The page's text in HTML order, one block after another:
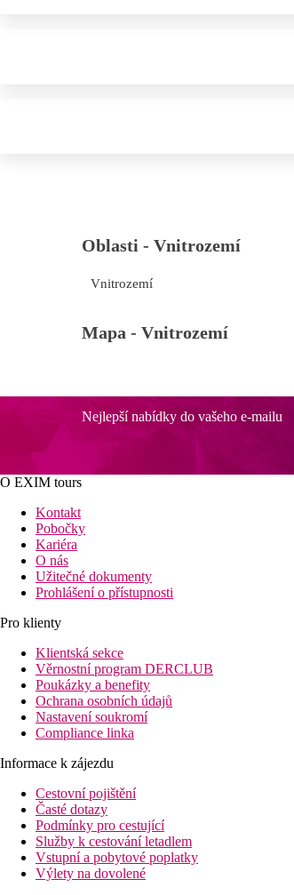
Oblasti - Vnitrozemí
Vnitrozemí
Mapa - Vnitrozemí
Nejlepší nabídky do vašeho e-mailu
O EXIM tours
Kontakt
Pobočky
Kariéra
O nás
Užitečné dokumenty
Prohlášení o přístupnosti
Pro klienty
Klientská sekce
Věrnostní program DERCLUB
Poukázky a benefity
Ochrana osobních údajů
Nastavení soukromí
Compliance linka
Informace k zájezdu
Cestovní pojištění
Časté dotazy
Podmínky pro cestující
Služby k cestování letadlem
Vstupní a pobytové poplatky
Výlety na dovolené